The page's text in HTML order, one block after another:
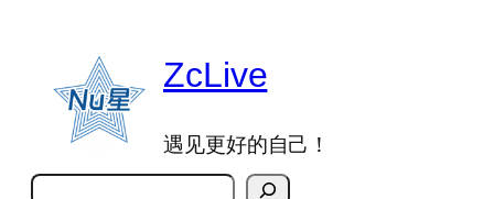
ZcLive
遇见更好的自己！
搜